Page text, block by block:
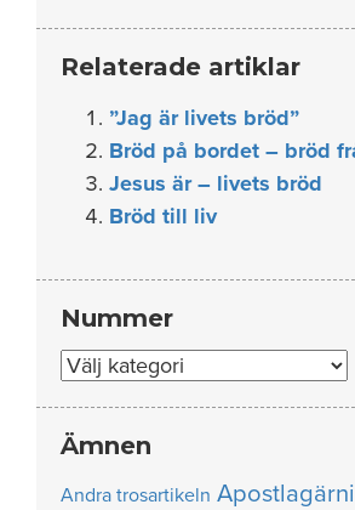
Relaterade artiklar
”Jag är livets bröd”
Bröd på bordet – bröd
Jesus är – livets bröd
Bröd till liv
Nummer
Nummer
Ämnen
Andra trosartikeln